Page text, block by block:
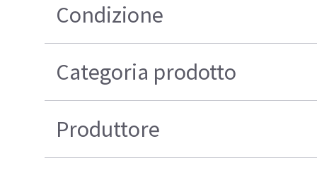
Condizione
Categoria prodotto
Produttore